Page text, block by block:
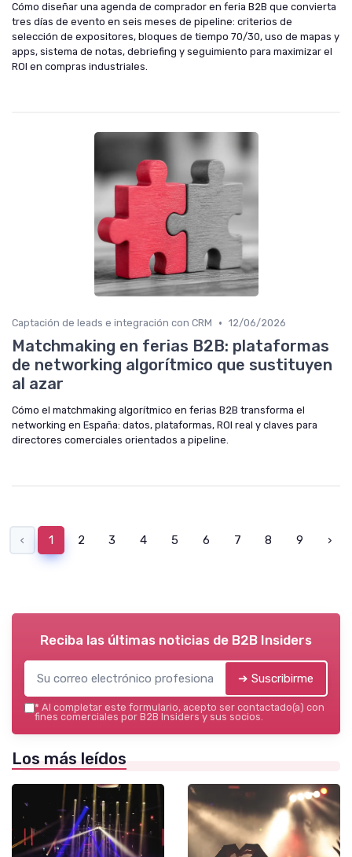
Cómo diseñar una agenda de comprador en feria B2B que convierta
tres días de evento en seis meses de pipeline: criterios de
selección de expositores, bloques de tiempo 70/30, uso de mapas y
apps, sistema de notas, debriefing y seguimiento para maximizar el
ROI en compras industriales.
Captación de leads e integración con CRM • 12/06/2026
Matchmaking en ferias B2B: plataformas
de networking algorítmico que sustituyen
al azar
Cómo el matchmaking algorítmico en ferias B2B transforma el
networking en España: datos, plataformas, ROI real y claves para
directores comerciales orientados a pipeline.
‹ 1 2 3 4 5 6 7 8 9 ›
Reciba las últimas noticias de B2B Insiders
➔ Suscribirme
* Al completar este formulario, acepto ser contactado(a) con
fines comerciales por B2B Insiders y sus socios.
Los más leídos